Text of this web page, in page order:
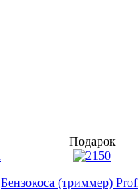
Подарок
Бензокоса (триммер)